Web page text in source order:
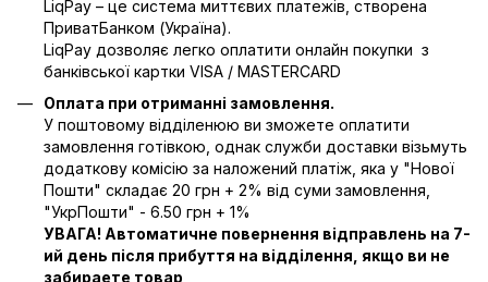
LiqPay – це система миттєвих платежів, створена
ПриватБанком (Україна).
LiqPay дозволяє легко оплатити онлайн покупки з
банківської картки VISA / MASTERCARD
Оплата при отриманні замовлення.
У поштовому відділенюю ви зможете оплатити
замовлення готівкою, однак служби доставки візьмуть
додаткову комісію за наложений платіж, яка у "Нової
Пошти" складає 20 грн + 2% від суми замовлення,
"УкрПошти" - 6.50 грн + 1%
УВАГА! Автоматичне повернення відправлень на 7-
ий день після прибуття на відділення, якщо ви не
забираете товар